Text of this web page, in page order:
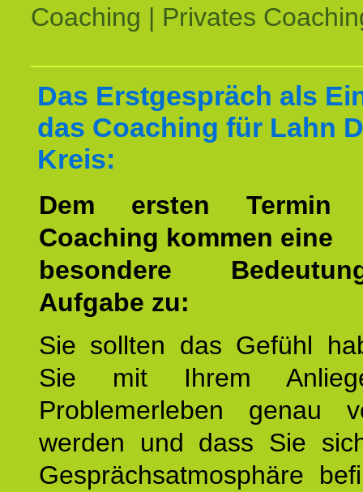
Coaching | Privates
Das Erstgespräch als
das Coaching für Lahn
Kreis:
Dem ersten
Coaching kommen eine
besondere
Aufgabe zu:
Sie sollten das Gefühl
Sie mit Ihrem
Problemerleben genau
werden und dass Sie
Gesprächsatmosphäre